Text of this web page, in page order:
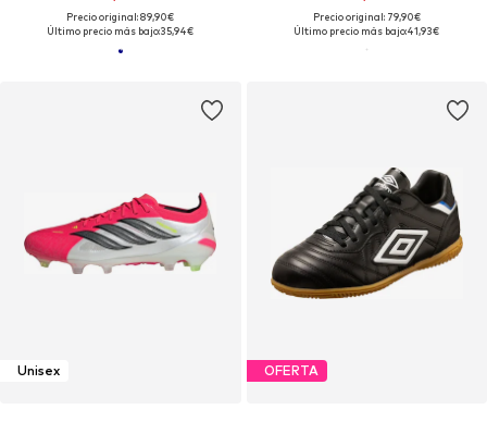
Precio original: 89,90€
Último precio más bajo:35,94€
Precio original: 79,90€
Último precio más bajo:41,93€
Unisex OFERTA